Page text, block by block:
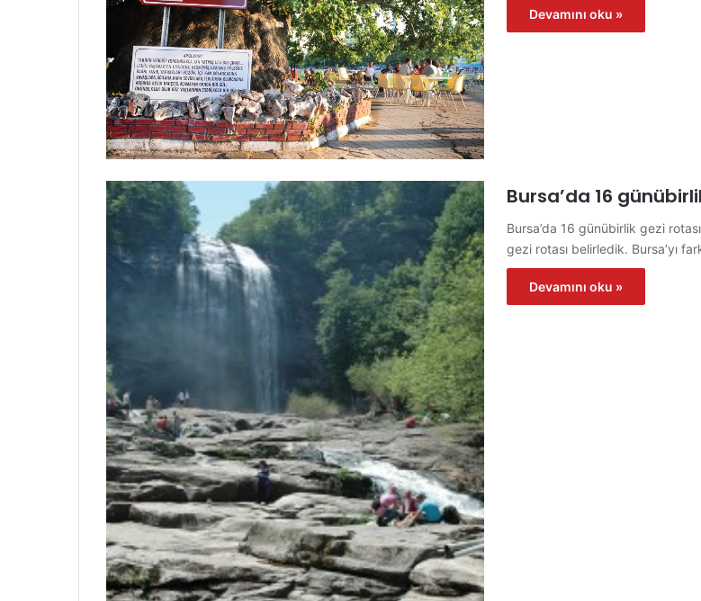
Devamını oku »
Bursa’da 16
Bursa’da 16 günübirlik gezi
gezi rotası belirledik. Bursa’yı
Devamını oku »